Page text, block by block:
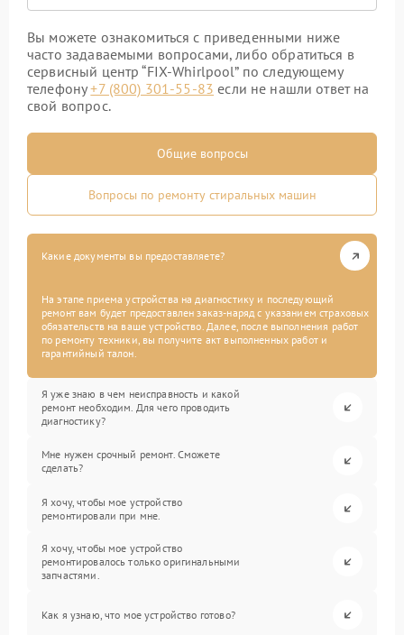
Вы можете ознакомиться с приведенными ниже
часто задаваемыми вопросами, либо обратиться в
сервисный центр “FIX-Whirlpool” по следующему
телефону+7 (800) 301-55-83 если не нашли ответ на
свой вопрос.
Общие вопросы
Вопросы по ремонту стиральных машин
Какие документы вы предоставляете?
На этапе приема устройства на диагностику и последующий
ремонт вам будет предоставлен заказ-наряд с указанием страховых
обязательств на ваше устройство. Далее, после выполнения работ
по ремонту техники, вы получите акт выполненных работ и
гарантийный талон.
Я уже знаю в чем неисправность и какой
ремонт необходим. Для чего проводить
диагностику?
Мне нужен срочный ремонт. Сможете
сделать?
Я хочу, чтобы мое устройство
ремонтировали при мне.
Я хочу, чтобы мое устройство
ремонтировалось только оригинальными
запчастями.
Как я узнаю, что мое устройство готово?